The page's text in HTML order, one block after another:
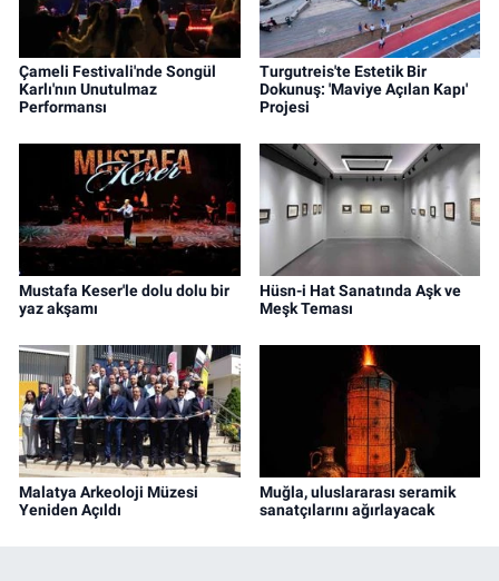
Çameli Festivali'nde Songül
Karlı'nın Unutulmaz
Performansı
Turgutreis'te Estetik Bir
Dokunuş: 'Maviye Açılan Kapı'
Projesi
Mustafa Keser'le dolu dolu bir
yaz akşamı
Hüsn-i Hat Sanatında Aşk ve
Meşk Teması
Malatya Arkeoloji Müzesi
Yeniden Açıldı
Muğla, uluslararası seramik
sanatçılarını ağırlayacak